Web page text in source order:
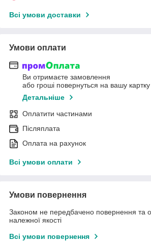
Всі умови доставки
Умови оплати
Ви отримаєте замовлення
або гроші повернуться на вашу картку
Детальніше
Оплатити частинами
Післяплата
Оплата на рахунок
Всі умови оплати
Умови повернення
Законом не передбачено повернення та
належної якості
Всі умови повернення